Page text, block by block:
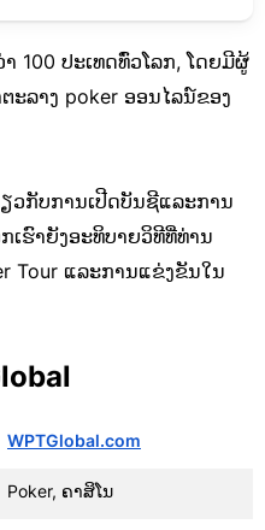
100 ປະເທດທົ່ວໂລກ, ໂດຍມີຜູ້
ລາງ poker ອອນໄລນ໌ຂອງ
ວກັບການເປີດບັນຊີແລະການ
ເຮົາຍັງອະທິບາຍວິທີທີ່ທ່ານ
Tour ແລະການແຂ່ງຂັນໃນ
WPTGlobal.com
Poker, ຄາສິໂນ